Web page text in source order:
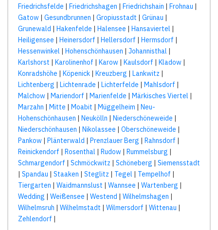
Friedrichsfelde | Friedrichshagen | Friedrichshain | Frohnau |
Gatow | Gesundbrunnen | Gropiusstadt | Grünau |
Grunewald | Hakenfelde | Halensee | Hansaviertel |
Heiligensee | Heinersdorf | Hellersdorf | Hermsdorf |
Hessenwinkel | Hohenschönhausen | Johannisthal |
Karlshorst | Karolinenhof | Karow | Kaulsdorf | Kladow |
Konradshöhe | Köpenick | Kreuzberg | Lankwitz |
Lichtenberg | Lichtenrade | Lichterfelde | Mahlsdorf |
Malchow | Mariendorf | Marienfelde | Märkisches Viertel |
Marzahn | Mitte | Moabit | Müggelheim | Neu-
Hohenschönhausen | Neukölln | Niederschöneweide |
Niederschönhausen | Nikolassee | Oberschöneweide |
Pankow | Plänterwald | Prenzlauer Berg | Rahnsdorf |
Reinickendorf | Rosenthal | Rudow | Rummelsburg |
Schmargendorf | Schmöckwitz | Schöneberg | Siemensstadt
| Spandau | Staaken | Steglitz | Tegel | Tempelhof |
Tiergarten | Waidmannslust | Wannsee | Wartenberg |
Wedding | Weißensee | Westend | Wilhelmshagen |
Wilhelmsruh | Wilhelmstadt | Wilmersdorf | Wittenau |
Zehlendorf |